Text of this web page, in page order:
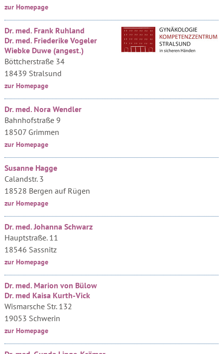
zur Homepage
Dr. med. Frank Ruhland
Dr. med. Friederike Vogeler
Wiebke Duwe (angest.)
Böttcherstraße 34
18439 Stralsund
zur Homepage
Dr. med. Nora Wendler
Bahnhofstraße 9
18507 Grimmen
zur Homepage
Susanne Hagge
Calandstr. 3
18528 Bergen auf Rügen
zur Homepage
Dr. med. Johanna Schwarz
Hauptstraße. 11
18546 Sassnitz
zur Homepage
Dr. med. Marion von Bülow
Dr. med Kaisa Kurth-Vick
Wismarsche Str. 132
19053 Schwerin
zur Homepage